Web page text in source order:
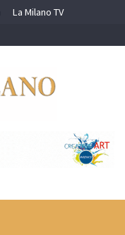
La Milano TV